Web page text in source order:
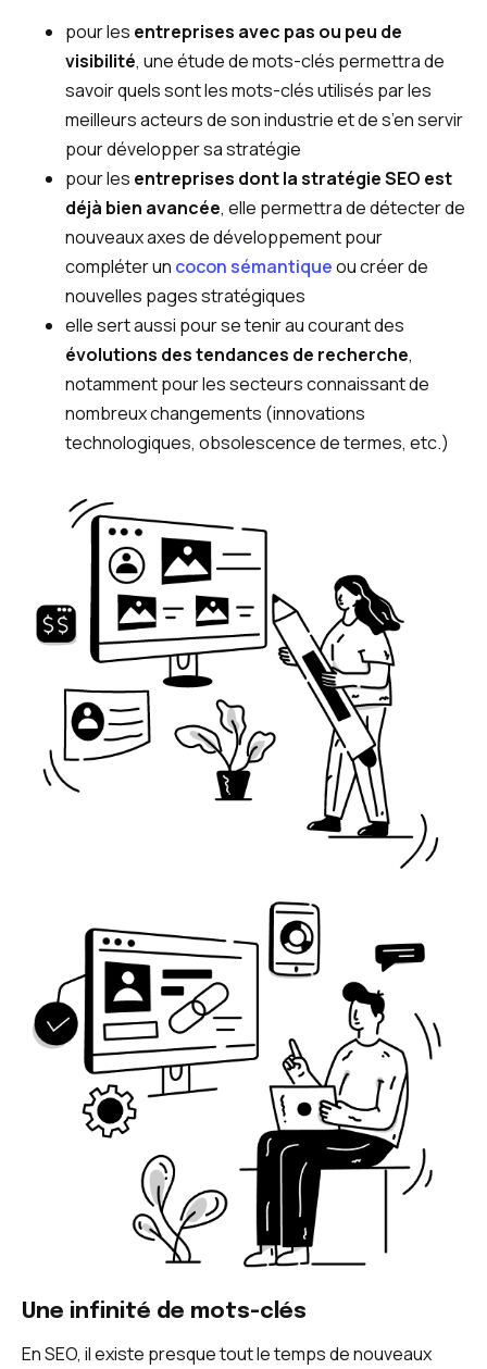
pour les entreprises avec pas ou peu de
visibilité, une étude de mots-clés permettra de
savoir quels sont les mots-clés utilisés par les
meilleurs acteurs de son industrie et de s’en servir
pour développer sa stratégie
pour les entreprises dont la stratégie SEO est
déjà bien avancée, elle permettra de détecter de
nouveaux axes de développement pour
compléter un cocon sémantiqueou créer de
nouvelles pages stratégiques
elle sert aussi pour se tenir au courant des
évolutions des tendances de recherche,
notamment pour les secteurs connaissant de
nombreux changements (innovations
technologiques, obsolescence de termes, etc.)
Une infinité de mots-clés
En SEO, il existe presque tout le temps de nouveaux